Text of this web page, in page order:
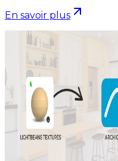
En savoir plus